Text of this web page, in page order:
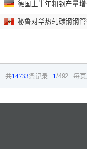
德国上半年粗钢产量
秘鲁对华热轧碳钢钢
共14733条记录 1/492 每